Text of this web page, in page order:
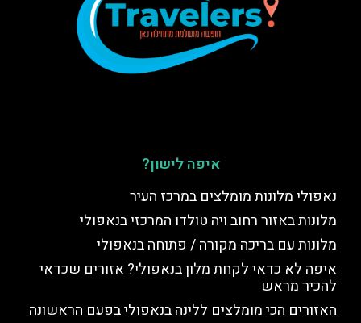
איפה לישון?
נאפולי מלונות מומלצים במרכז העיר
מלונות באזור רחוב ויה טולדו המרכזי בנאפולי
מלונות עם בריכה מקורה / פתוחה בנאפולי
איפה לא כדאי לקחת מלון בנאפולי? אזורים שכדאי
להכיר מראש
האזורים הכי מומלצים ללינה בנאפולי בפעם הראשונה